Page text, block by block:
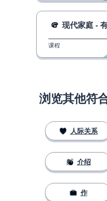
现代家庭 -
课程
浏览其他符
人际关系
介绍
作